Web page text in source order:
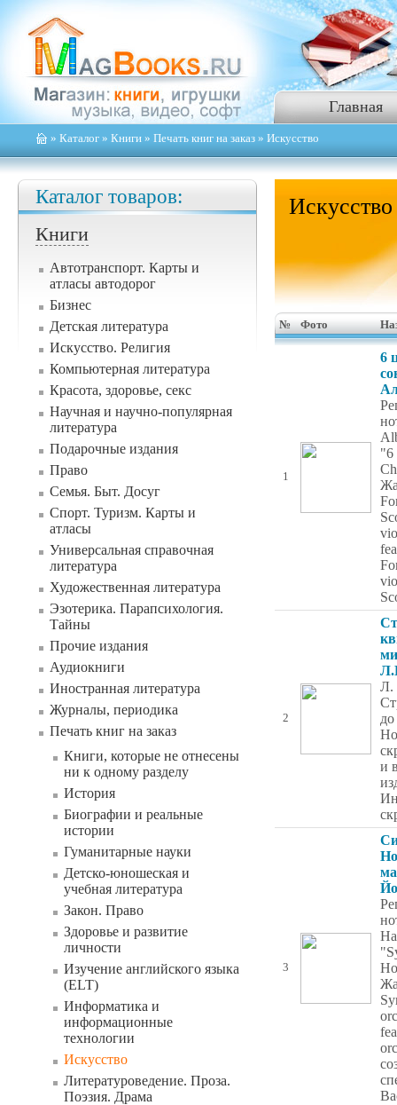
Главная
» Каталог » Книги » Печать книг на заказ » Искусство
Каталог товаров:
Книги
Автотранспорт. Карты и
атласы автодорог
Бизнес
Детская литература
Искусство. Религия
Компьютерная литература
Красота, здоровье, секс
Научная и научно-популярная
литература
Подарочные издания
Право
Семья. Быт. Досуг
Спорт. Туризм. Карты и
атласы
Универсальная справочная
литература
Художественная литература
Эзотерика. Парапсихология.
Тайны
Прочие издания
Аудиокниги
Иностранная литература
Журналы, периодика
Печать книг на заказ
Книги, которые не отнесены
ни к одному разделу
История
Биографии и реальные
истории
Гуманитарные науки
Детско-юношеская и
учебная литература
Закон. Право
Здоровье и развитие
личности
Изучение английского языка
(ELT)
Информатика и
информационные
технологии
Искусство
Литературоведение. Проза.
Поэзия. Драма
Искусство
№ Фото
1
6
"6
2
Л.
и
3